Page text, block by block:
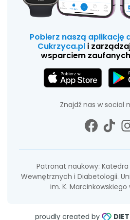
Pobierz naszą aplikację
Cukrzyca.pli
wsparciem
Znajdź nas w social
Patronat naukowy: Katedra
Wewnętrznych i Diabetologii.
im. K. Marcinkowskiego
proudly created by